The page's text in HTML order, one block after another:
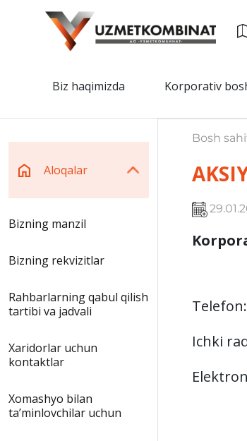
Biz haqimizda Korporativ
Aloqalar
Bizning manzil
Bizning rekvizitlar
Rahbarlarning qabul qilish
tartibi va jadvali
Xaridorlar uchun
kontaktlar
Xomashyo bilan
taʼminlovchilar uchun
Bosh
Telefon:
Ichki